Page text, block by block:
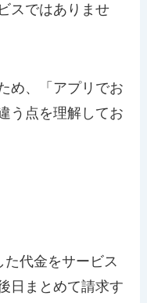
スではありませ
め、「アプリでお
う点を理解してお
代金をサービス
日まとめて請求す